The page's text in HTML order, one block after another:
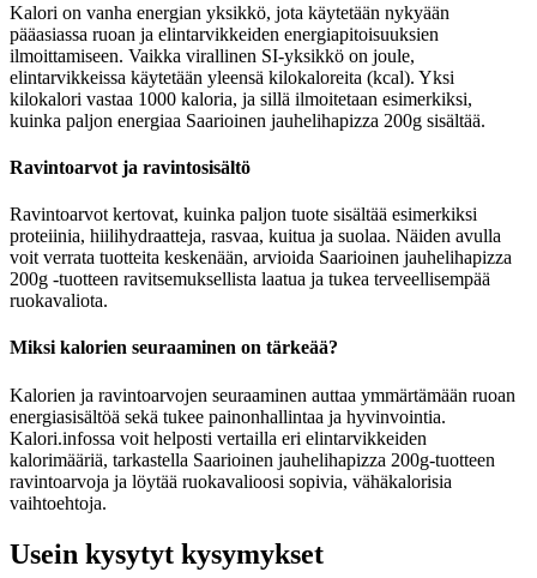
Kalori on vanha energian yksikkö, jota käytetään nykyään
pääasiassa ruoan ja elintarvikkeiden energiapitoisuuksien
ilmoittamiseen. Vaikka virallinen SI-yksikkö on joule,
elintarvikkeissa käytetään yleensä kilokaloreita (kcal). Yksi
kilokalori vastaa 1000 kaloria, ja sillä ilmoitetaan esimerkiksi,
kuinka paljon energiaa Saarioinen jauhelihapizza 200g sisältää.
Ravintoarvot ja ravintosisältö
Ravintoarvot kertovat, kuinka paljon tuote sisältää esimerkiksi
proteiinia, hiilihydraatteja, rasvaa, kuitua ja suolaa. Näiden avulla
voit verrata tuotteita keskenään, arvioida Saarioinen jauhelihapizza
200g -tuotteen ravitsemuksellista laatua ja tukea terveellisempää
ruokavaliota.
Miksi kalorien seuraaminen on tärkeää?
Kalorien ja ravintoarvojen seuraaminen auttaa ymmärtämään ruoan
energiasisältöä sekä tukee painonhallintaa ja hyvinvointia.
Kalori.infossa voit helposti vertailla eri elintarvikkeiden
kalorimääriä, tarkastella Saarioinen jauhelihapizza 200g-tuotteen
ravintoarvoja ja löytää ruokavalioosi sopivia, vähäkalorisia
vaihtoehtoja.
Usein kysytyt kysymykset